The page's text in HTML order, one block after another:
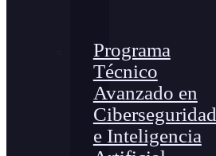
Programa
Técnico
Avanzado en
Ciberseguridad
e Inteligencia